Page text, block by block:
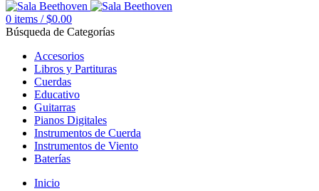
0 items / $0.00
Búsqueda de Categorías
Accesorios
Libros y Partituras
Cuerdas
Educativo
Guitarras
Pianos Digitales
Instrumentos de Cuerda
Instrumentos de Viento
Baterías
Inicio